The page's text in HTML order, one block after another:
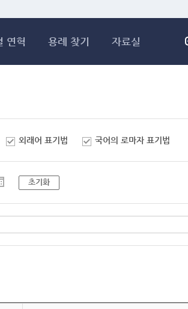
연혁 용례 찾기 자료실
외래어 표기법 국어의 로마자 표기법
초기화